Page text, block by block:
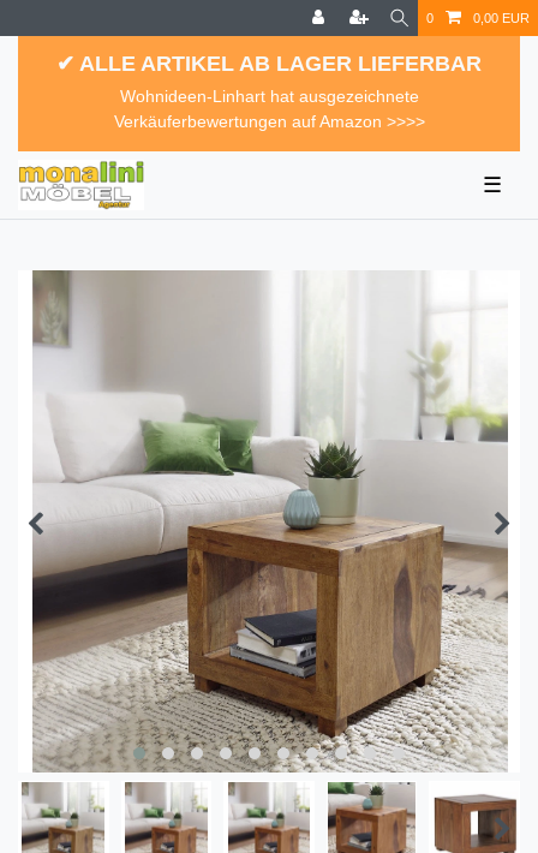
0 0,00 EUR
✔ ALLE ARTIKEL AB LAGER LIEFERBAR
Wohnideen-Linhart hat ausgezeichnete
Verkäuferbewertungen auf Amazon >>>>
☰